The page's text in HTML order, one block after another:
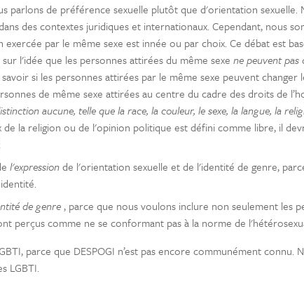
parlons de préférence sexuelle plutôt que d'orientation
des contextes juridiques et internationaux. Cependant, nous
par le même sexe est innée ou par choix. Ce débat est
l'idée que les personnes attirées du même sexene peuvent
si les personnes attirées par le même sexe peuvent
de même sexe attirées au centre du cadre des droits de
aucune, telle que la race, la couleur, le sexe, la langue, la
de la religion ou de l'opinion politique est défini comme libre, il
l'expressionde l'orientation sexuelle et de l'identité de genre,
de genre, parce que nous voulons inclure non seulement les
perçus comme ne se conformant pas à la norme de
parce que DESPOGI n’est pas encore communément
LGBTI.